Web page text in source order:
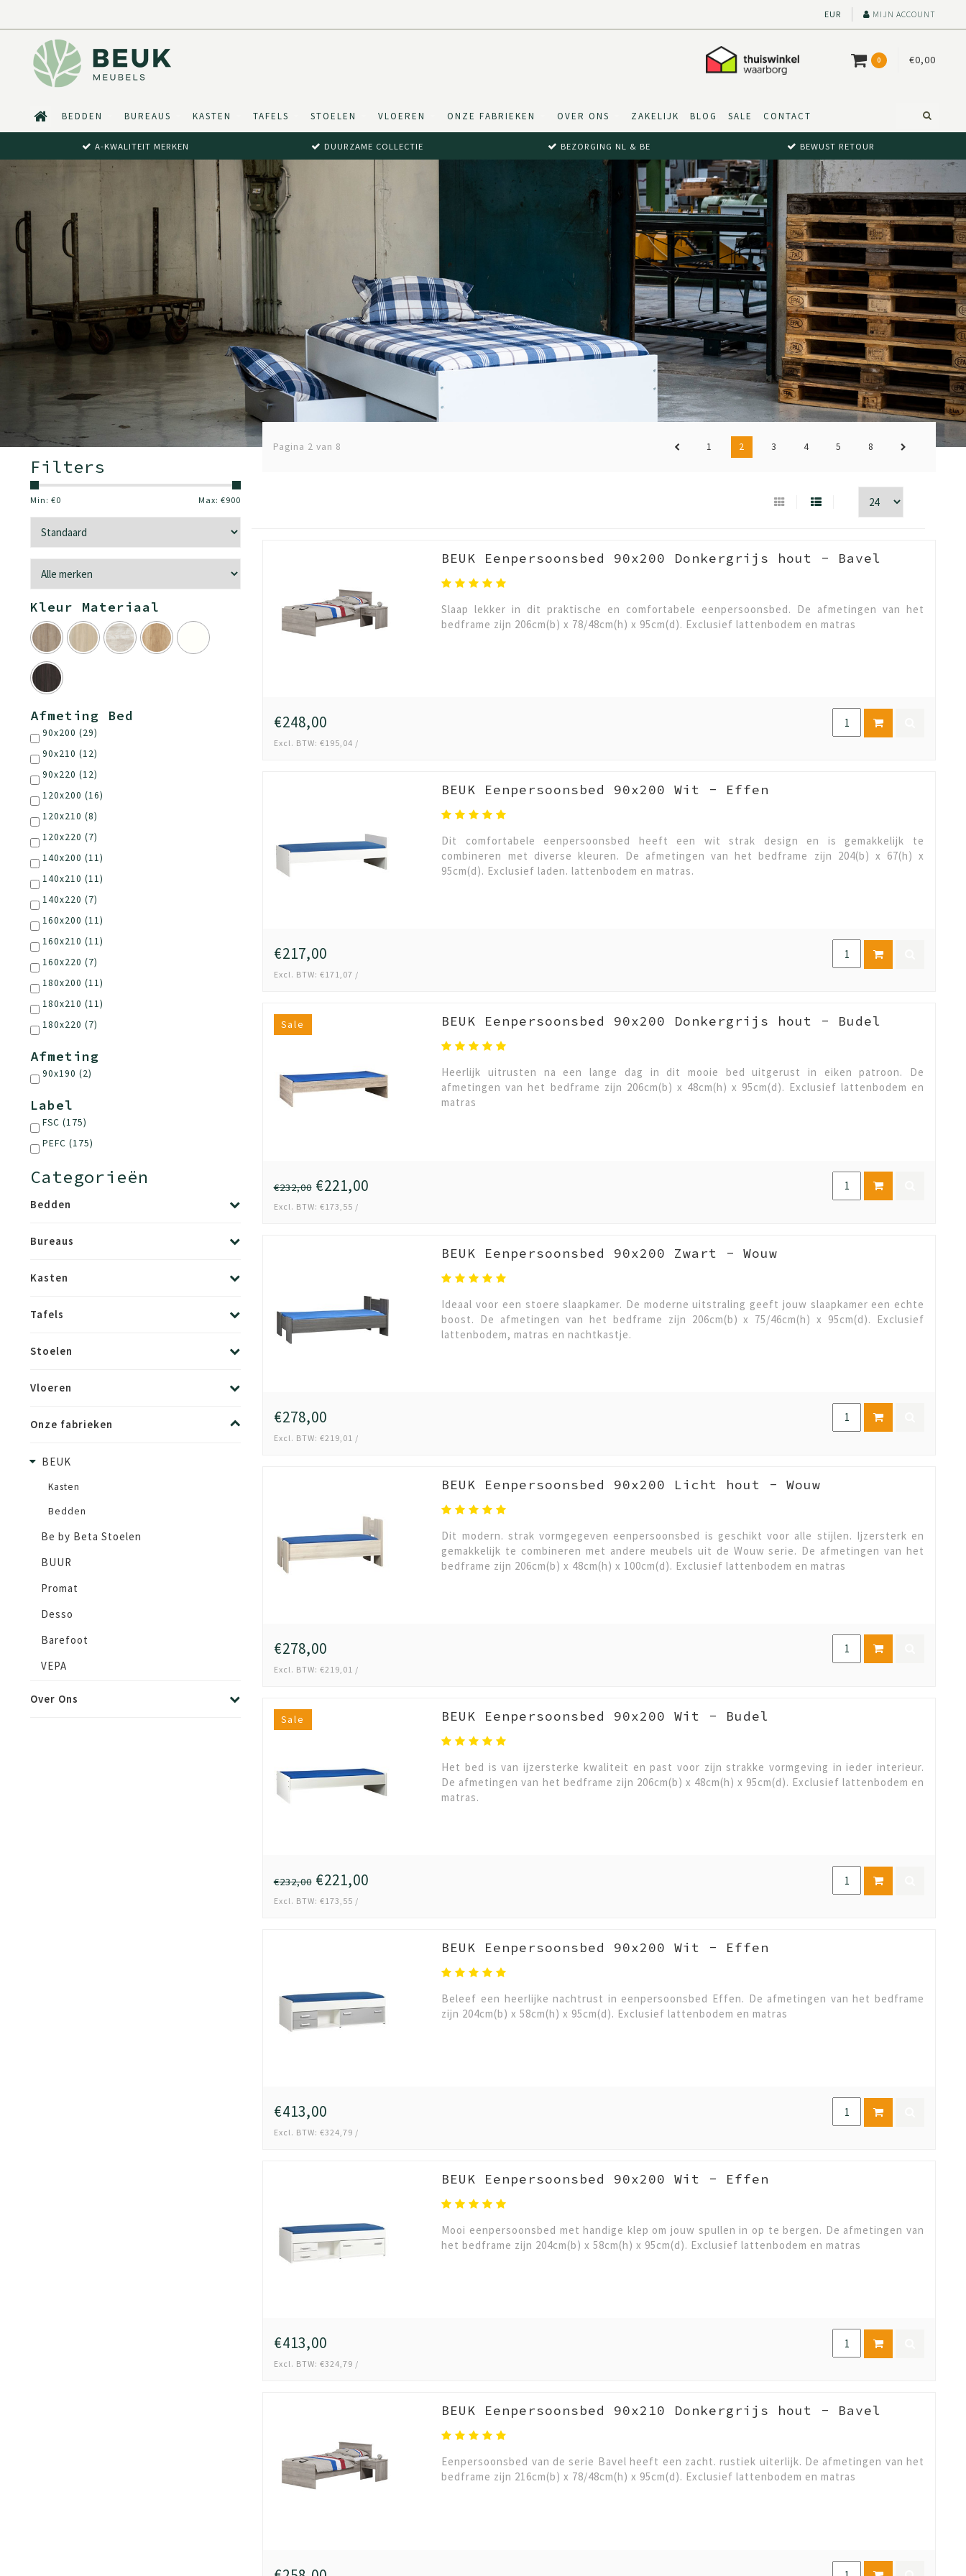
EUR MIJN ACCOUNT
0 €0,00
BEDDEN BUREAUS KASTEN TAFELS STOELEN VLOEREN ONZE FABRIEKEN OVER ONS ZAKELIJK BLOG SALE CONTACT
A-KWALITEIT MERKEN DUURZAME COLLECTIE BEZORGING NL & BE BEWUST RETOUR
Filters
Min: €0 Max: €900
Kleur Materiaal
Afmeting Bed
90x200 (29)
90x210 (12)
90x220 (12)
120x200 (16)
120x210 (8)
120x220 (7)
140x200 (11)
140x210 (11)
140x220 (7)
160x200 (11)
160x210 (11)
160x220 (7)
180x200 (11)
180x210 (11)
180x220 (7)
Afmeting
90x190 (2)
Label
FSC (175)
PEFC (175)
Categorieën
Bedden
Bureaus
Kasten
Tafels
Stoelen
Vloeren
Onze fabrieken
BEUK
Kasten
Bedden
Be by Beta Stoelen
BUUR
Promat
Desso
Barefoot
VEPA
Over Ons
Pagina 2 van 8 1 2 3 4 5 8
BEUK Eenpersoonsbed 90x200 Donkergrijs hout - Bavel
Slaap lekker in dit praktische en comfortabele eenpersoonsbed. De afmetingen van het
bedframe zijn 206cm(b) x 78/48cm(h) x 95cm(d). Exclusief lattenbodem en matras
€248,00
Excl. BTW: €195,04 /
BEUK Eenpersoonsbed 90x200 Wit - Effen
Dit comfortabele eenpersoonsbed heeft een wit strak design en is gemakkelijk te
combineren met diverse kleuren. De afmetingen van het bedframe zijn 204(b) x 67(h) x
95cm(d). Exclusief laden. lattenbodem en matras.
€217,00
Excl. BTW: €171,07 /
Sale BEUK Eenpersoonsbed 90x200 Donkergrijs hout - Budel
Heerlijk uitrusten na een lange dag in dit mooie bed uitgerust in eiken patroon. De
afmetingen van het bedframe zijn 206cm(b) x 48cm(h) x 95cm(d). Exclusief lattenbodem en
matras
€232,00€221,00
Excl. BTW: €173,55 /
BEUK Eenpersoonsbed 90x200 Zwart - Wouw
Ideaal voor een stoere slaapkamer. De moderne uitstraling geeft jouw slaapkamer een echte
boost. De afmetingen van het bedframe zijn 206cm(b) x 75/46cm(h) x 95cm(d). Exclusief
lattenbodem, matras en nachtkastje.
€278,00
Excl. BTW: €219,01 /
BEUK Eenpersoonsbed 90x200 Licht hout - Wouw
Dit modern. strak vormgegeven eenpersoonsbed is geschikt voor alle stijlen. Ijzersterk en
gemakkelijk te combineren met andere meubels uit de Wouw serie. De afmetingen van het
bedframe zijn 206cm(b) x 48cm(h) x 100cm(d). Exclusief lattenbodem en matras
€278,00
Excl. BTW: €219,01 /
Sale BEUK Eenpersoonsbed 90x200 Wit - Budel
Het bed is van ijzersterke kwaliteit en past voor zijn strakke vormgeving in ieder interieur.
De afmetingen van het bedframe zijn 206cm(b) x 48cm(h) x 95cm(d). Exclusief lattenbodem en
matras.
€232,00€221,00
Excl. BTW: €173,55 /
BEUK Eenpersoonsbed 90x200 Wit - Effen
Beleef een heerlijke nachtrust in eenpersoonsbed Effen. De afmetingen van het bedframe
zijn 204cm(b) x 58cm(h) x 95cm(d). Exclusief lattenbodem en matras
€413,00
Excl. BTW: €324,79 /
BEUK Eenpersoonsbed 90x200 Wit - Effen
Mooi eenpersoonsbed met handige klep om jouw spullen in op te bergen. De afmetingen van
het bedframe zijn 204cm(b) x 58cm(h) x 95cm(d). Exclusief lattenbodem en matras
€413,00
Excl. BTW: €324,79 /
BEUK Eenpersoonsbed 90x210 Donkergrijs hout - Bavel
Eenpersoonsbed van de serie Bavel heeft een zacht. rustiek uiterlijk. De afmetingen van het
bedframe zijn 216cm(b) x 78/48cm(h) x 95cm(d). Exclusief lattenbodem en matras